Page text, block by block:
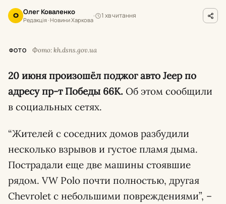
О Олег Коваленко
Редакція · Новини Харкова
1 хв читання
ФОТО Фото: kh.dsns.gov.ua
20 июня произошёл поджог авто Jeep по
адресу пр-т Победы 66К. Об этом сообщили
в социальных сетях.
“Жителей с соседних домов разбудили
несколько взрывов и густое пламя дыма.
Пострадали еще две машины стоявшие
рядом. VW Polo почти полностью, другая
Chevrolet с небольшими повреждениями”, –